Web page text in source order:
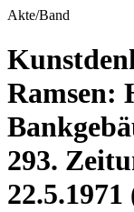
Akte/Band
Ramsen:
293.
22.5.1971